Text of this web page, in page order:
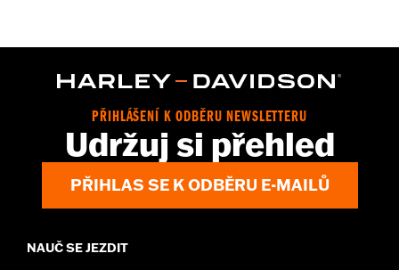
PŘIHLÁŠENÍ K ODBĚRU NEWSLETTERU
Udržuj si přehled
PŘIHLAS SE K ODBĚRU E-MAILŮ
NAUČ SE JEZDIT